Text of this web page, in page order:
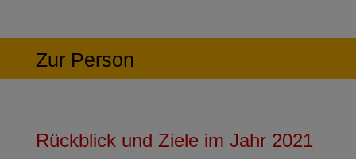
Zur Person
Rückblick und Ziele im Jahr 2021